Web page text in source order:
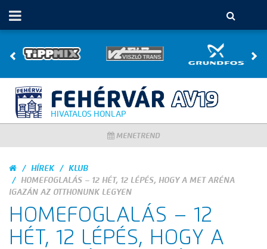
HIVATALOS HONLAP
MENETREND
HÍREK
KLUB
HOMEFOGLALÁS – 12 HÉT, 12 LÉPÉS, HOGY A MET ARÉNA
IGAZÁN AZ OTTHONUNK LEGYEN
HOMEFOGLALÁS – 12
HÉT, 12 LÉPÉS, HOGY A